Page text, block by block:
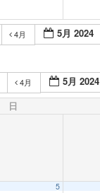
4月 5月 2024
4月 5月 2024
日
5